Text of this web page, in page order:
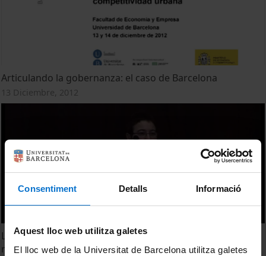
Consentiment Detalls Informació
Aquest lloc web utilitza galetes
El lloc web de la Universitat de Barcelona utilitza galetes
Articulando la gobernanza: el caso de Barcelona
13 Diciembre, 2012
Los proyectos emblemáticos como instrumentos de
regeneración urbana